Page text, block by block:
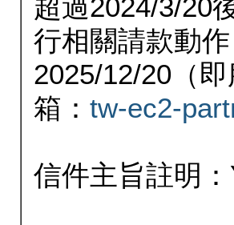
超過2024/3/20
行相關請款動
2025/12/20（
箱： tw-ec2-
信件主旨註明